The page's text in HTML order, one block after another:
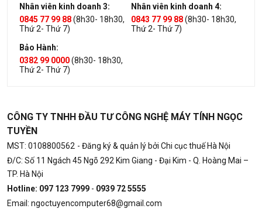
Nhân viên kinh doanh 3:
0845 77 99 88(8h30- 18h30,
Thứ 2- Thứ 7)
Nhân viên kinh doanh 4:
0843 77 99 88(8h30- 18h30,
Thứ 2- Thứ 7)
Bảo Hành:
0382 99 0000(8h30- 18h30,
Thứ 2- Thứ 7)
CÔNG TY TNHH ĐẦU TƯ CÔNG NGHỆ MÁY TÍNH NGỌC
TUYỀN
MST: 0108800562 - Đăng ký & quản lý bởi Chi cục thuế Hà Nội
Đ/C: Số 11 Ngách 45 Ngõ 292 Kim Giang - Đại Kim - Q. Hoàng Mai –
TP. Hà Nội
Hotline: 097 123 7999 - 0939 72 5555
Email: ngoctuyencomputer68@gmail.com